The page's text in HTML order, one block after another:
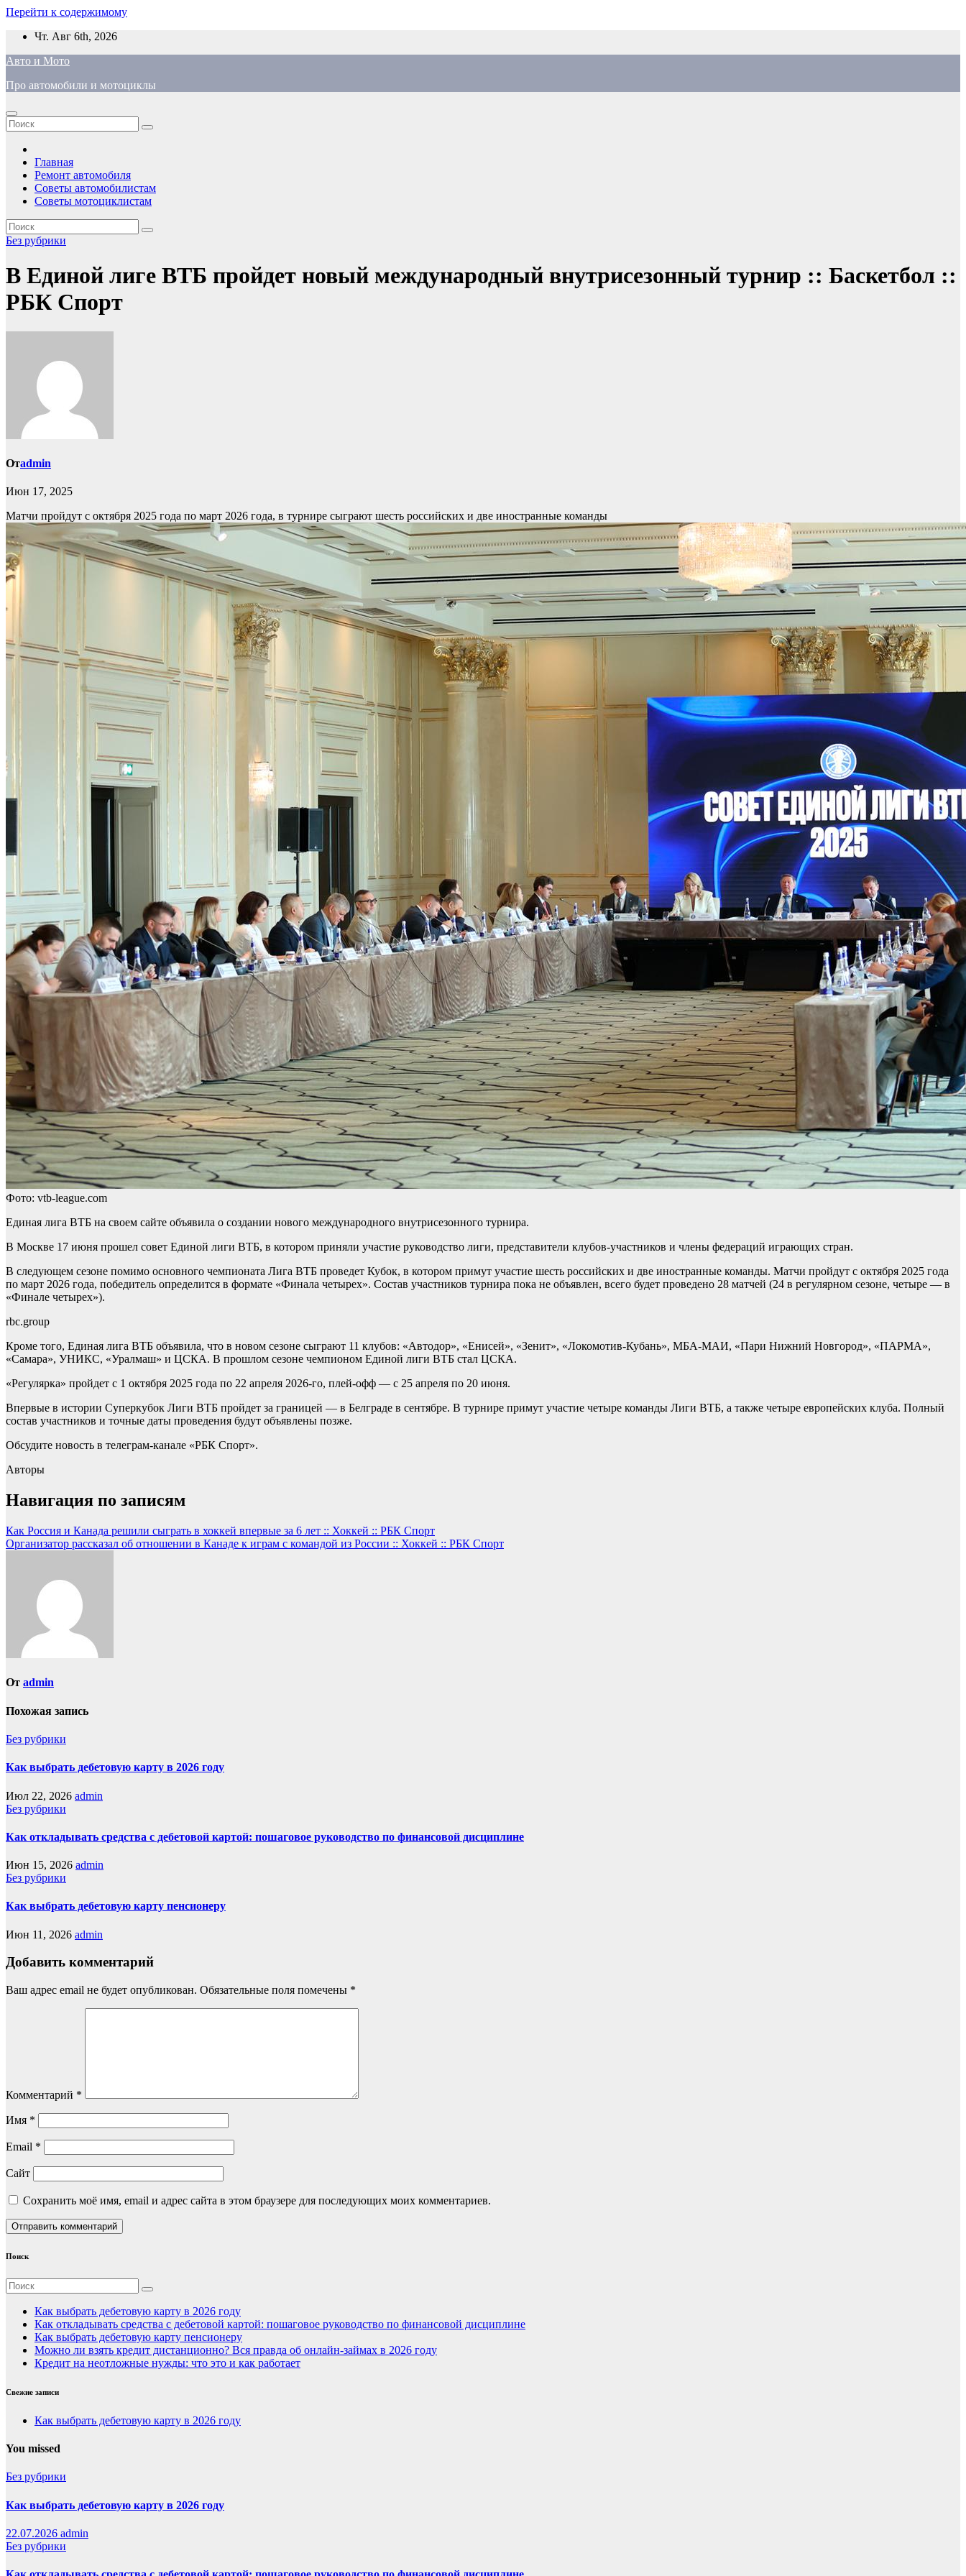
Перейти к содержимому
Чт. Авг 6th, 2026
Авто и Мото
Про автомобили и мотоциклы
Главная
Ремонт автомобиля
Советы автомобилистам
Советы мотоциклистам
Без рубрики
В Единой лиге ВТБ пройдет новый международный внутрисезонный турнир :: Баскетбол ::
РБК Спорт
Отadmin
Июн 17, 2025
Матчи пройдут с октября 2025 года по март 2026 года, в турнире сыграют шесть российских и две иностранные команды
Фото: vtb-league.com
Единая лига ВТБ на своем сайте объявила о создании нового международного внутрисезонного турнира.
В Москве 17 июня прошел совет Единой лиги ВТБ, в котором приняли участие руководство лиги, представители клубов-участников и члены федераций играющих стран.
В следующем сезоне помимо основного чемпионата Лига ВТБ проведет Кубок, в котором примут участие шесть российских и две иностранные команды. Матчи пройдут с октября 2025 года
по март 2026 года, победитель определится в формате «Финала четырех». Состав участников турнира пока не объявлен, всего будет проведено 28 матчей (24 в регулярном сезоне, четыре — в
«Финале четырех»).
rbc.group
Кроме того, Единая лига ВТБ объявила, что в новом сезоне сыграют 11 клубов: «Автодор», «Енисей», «Зенит», «Локомотив-Кубань», МБА-МАИ, «Пари Нижний Новгород», «ПАРМА»,
«Самара», УНИКС, «Уралмаш» и ЦСКА. В прошлом сезоне чемпионом Единой лиги ВТБ стал ЦСКА.
«Регулярка» пройдет с 1 октября 2025 года по 22 апреля 2026-го, плей-офф — с 25 апреля по 20 июня.
Впервые в истории Суперкубок Лиги ВТБ пройдет за границей — в Белграде в сентябре. В турнире примут участие четыре команды Лиги ВТБ, а также четыре европейских клуба. Полный
состав участников и точные даты проведения будут объявлены позже.
Обсудите новость в телеграм-канале «РБК Спорт».
Авторы
Навигация по записям
Как Россия и Канада решили сыграть в хоккей впервые за 6 лет :: Хоккей :: РБК Спорт
Организатор рассказал об отношении в Канаде к играм с командой из России :: Хоккей :: РБК Спорт
От admin
Похожая запись
Без рубрики
Как выбрать дебетовую карту в 2026 году
Июл 22, 2026 admin
Без рубрики
Как откладывать средства с дебетовой картой: пошаговое руководство по финансовой дисциплине
Июн 15, 2026 admin
Без рубрики
Как выбрать дебетовую карту пенсионеру
Июн 11, 2026 admin
Добавить комментарий
Ваш адрес email не будет опубликован. Обязательные поля помечены *
Комментарий *
Имя *
Email *
Сайт
Сохранить моё имя, email и адрес сайта в этом браузере для последующих моих комментариев.
Поиск
Как выбрать дебетовую карту в 2026 году
Как откладывать средства с дебетовой картой: пошаговое руководство по финансовой дисциплине
Как выбрать дебетовую карту пенсионеру
Можно ли взять кредит дистанционно? Вся правда об онлайн-займах в 2026 году
Кредит на неотложные нужды: что это и как работает
Свежие записи
Как выбрать дебетовую карту в 2026 году
You missed
Без рубрики
Как выбрать дебетовую карту в 2026 году
22.07.2026 admin
Без рубрики